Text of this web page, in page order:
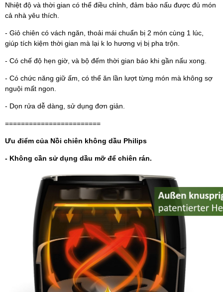
Nhiệt độ và thời gian có thể điều chỉnh, đảm bảo nấu được đủ món
cả nhà yêu thích.
- Giỏ chiên có vách ngăn, thoải mái chuẩn bị 2 món cùng 1 lúc,
giúp tích kiệm thời gian mà lại k lo hương vị bị pha trộn.
- Có chế độ hẹn giờ, và bộ đếm thời gian báo khi gần nấu xong.
- Có chức năng giữ ấm, có thể ăn lần lượt từng món mà không sợ
nguội mất ngon.
- Dọn rửa dễ dàng, sử dụng đơn giản.
========================
Ưu điểm của Nồi chiên không dầu Philips
- Không cần sử dụng dầu mỡ để chiên rán.